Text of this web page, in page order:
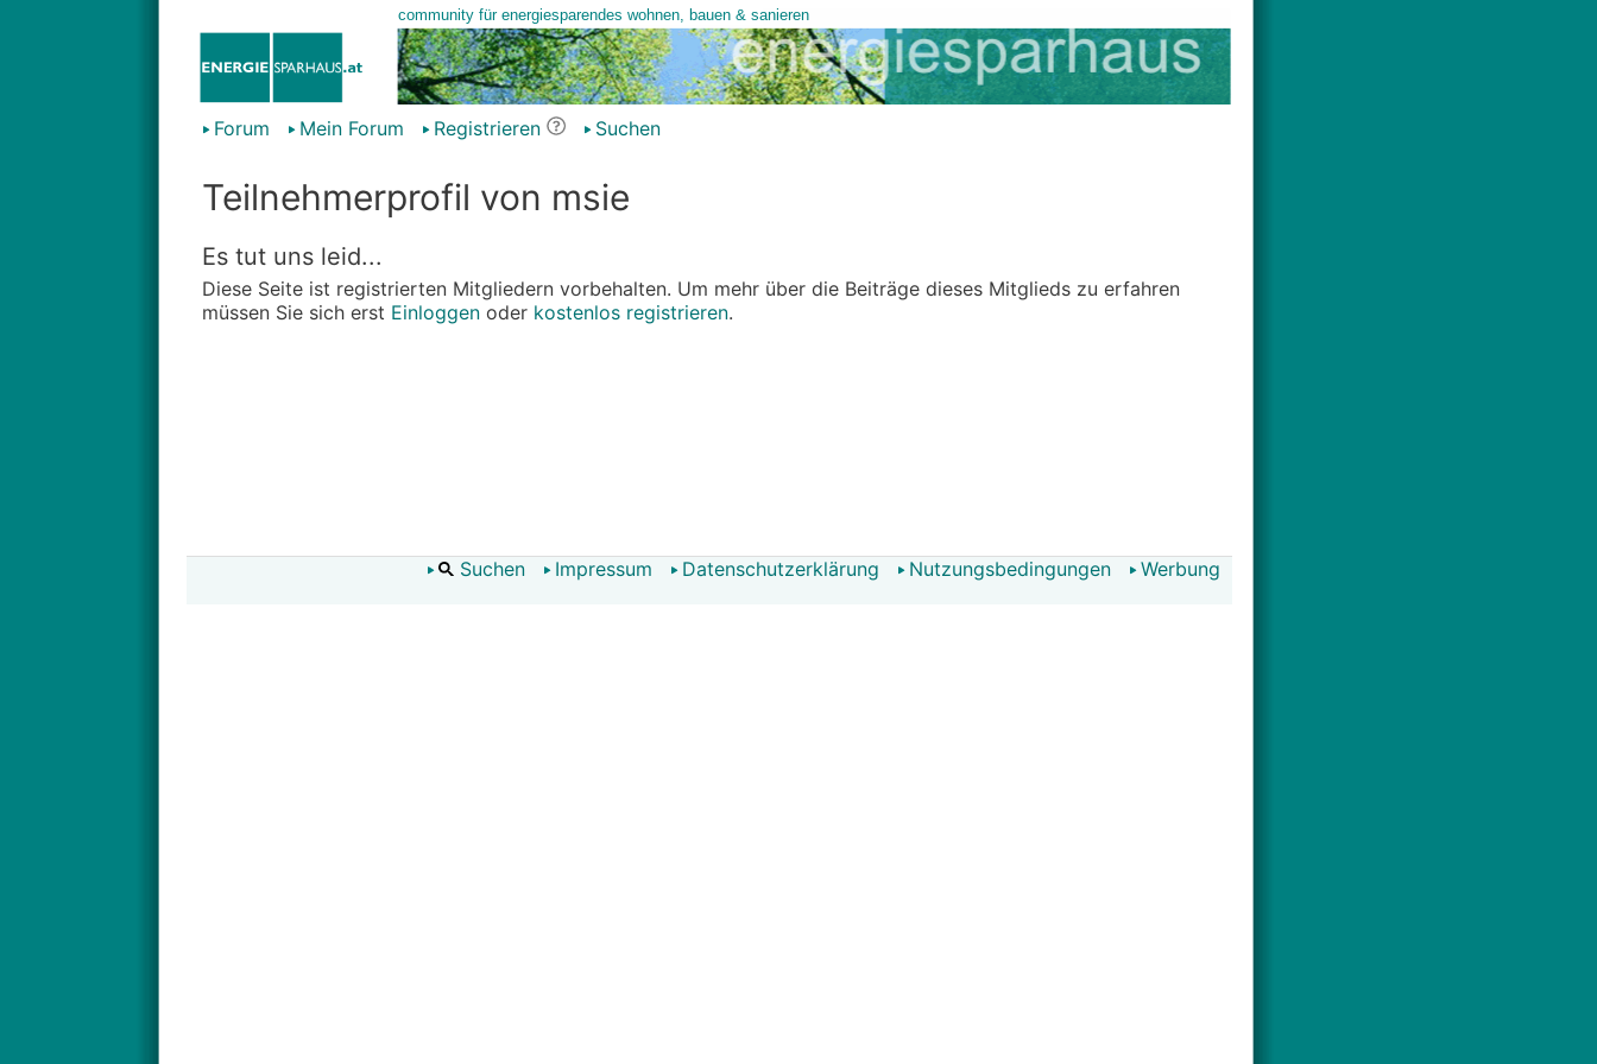
Forum Mein Forum Registrieren Suchen
Teilnehmerprofil von msie
Es tut uns leid...
Diese Seite ist registrierten Mitgliedern vorbehalten. Um mehr über die Beiträge dieses Mitglieds zu erfahren
müssen Sie sich erst Einloggenoder kostenlos registrieren.
Suchen Impressum Datenschutzerklärung Nutzungsbedingungen Werbung